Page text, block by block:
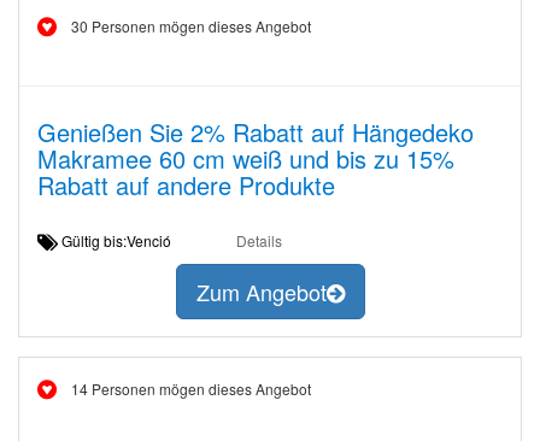
30 Personen mögen dieses Angebot
Genießen Sie 2% Rabatt auf Hängedeko
Makramee 60 cm weiß und bis zu 15%
Rabatt auf andere Produkte
Gültig bis:Venció Details
Zum Angebot
14 Personen mögen dieses Angebot